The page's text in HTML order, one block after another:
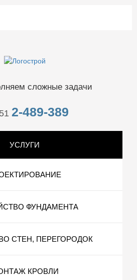
сложные задачи
2-489-389
УСЛУГИ
ФУНДАМЕНТА
СТЕН, ПЕРЕГОРОДОК
КРОВЛИ